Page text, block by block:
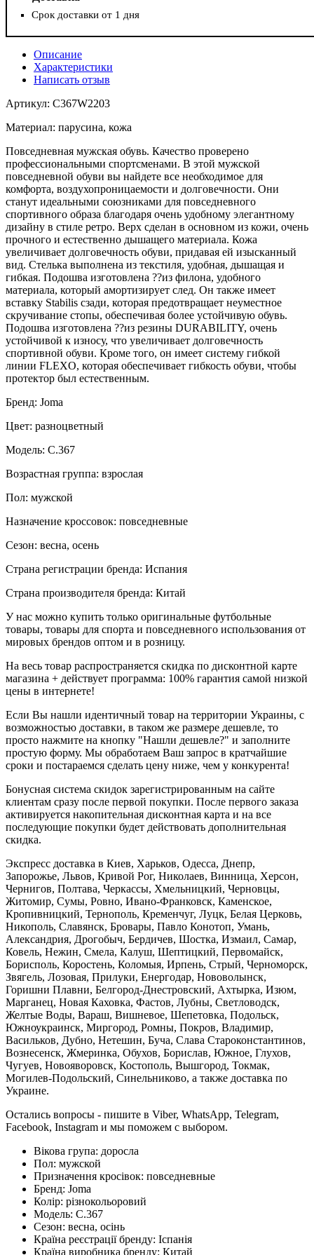
Срок доставки от 1 дня
Описание
Характеристики
Написать отзыв
Артикул: C367W2203
Материал: парусина, кожа
Повседневная мужская обувь. Качество проверено
профессиональными спортсменами. В этой мужской
повседневной обуви вы найдете все необходимое для
комфорта, воздухопроницаемости и долговечности. Они
станут идеальными союзниками для повседневного
спортивного образа благодаря очень удобному элегантному
дизайну в стиле ретро. Верх сделан в основном из кожи, очень
прочного и естественно дышащего материала. Кожа
увеличивает долговечность обуви, придавая ей изысканный
вид. Стелька выполнена из текстиля, удобная, дышащая и
гибкая. Подошва изготовлена ??из филона, удобного
материала, который амортизирует след. Он также имеет
вставку Stabilis сзади, которая предотвращает неуместное
скручивание стопы, обеспечивая более устойчивую обувь.
Подошва изготовлена ??из резины DURABILITY, очень
устойчивой к износу, что увеличивает долговечность
спортивной обуви. Кроме того, он имеет систему гибкой
линии FLEXO, которая обеспечивает гибкость обуви, чтобы
протектор был естественным.
Бренд: Joma
Цвет: разноцветный
Модель: C.367
Возрастная группа: взрослая
Пол: мужской
Назначение кроссовок: повседневные
Сезон: весна, осень
Страна регистрации бренда: Испания
Страна производителя бренда: Китай
У нас можно купить только оригинальные футбольные
товары, товары для спорта и повседневного использования от
мировых брендов оптом и в розницу.
На весь товар распространяется скидка по дисконтной карте
магазина + действует программа: 100% гарантия самой низкой
цены в интернете!
Если Вы нашли идентичный товар на территории Украины, с
возможностью доставки, в таком же размере дешевле, то
просто нажмите на кнопку "Нашли дешевле?" и заполните
простую форму. Мы обработаем Ваш запрос в кратчайшие
сроки и постараемся сделать цену ниже, чем у конкурента!
Бонусная система скидок зарегистрированным на сайте
клиентам сразу после первой покупки. После первого заказа
активируется накопительная дисконтная карта и на все
последующие покупки будет действовать дополнительная
скидка.
Экспресс доставка в Киев, Харьков, Одесса, Днепр,
Запорожье, Львов, Кривой Рог, Николаев, Винница, Херсон,
Чернигов, Полтава, Черкассы, Хмельницкий, Черновцы,
Житомир, Сумы, Ровно, Ивано-Франковск, Каменское,
Кропивницкий, Тернополь, Кременчуг, Луцк, Белая Церковь,
Никополь, Славянск, Бровары, Павло Конотоп, Умань,
Александрия, Дрогобыч, Бердичев, Шостка, Измаил, Самар,
Ковель, Нежин, Смела, Калуш, Шептицкий, Первомайск,
Борисполь, Коростень, Коломыя, Ирпень, Стрый, Черноморск,
Звягель, Лозовая, Прилуки, Енергодар, Нововолынск,
Горишни Плавни, Белгород-Днестровский, Ахтырка, Изюм,
Марганец, Новая Каховка, Фастов, Лубны, Светловодск,
Желтые Воды, Вараш, Вишневое, Шепетовка, Подольск,
Южноукраинск, Миргород, Ромны, Покров, Владимир,
Васильков, Дубно, Нетешин, Буча, Слава Староконстантинов,
Вознесенск, Жмеринка, Обухов, Борислав, Южное, Глухов,
Чугуев, Новояворовск, Костополь, Вышгород, Токмак,
Могилев-Подольский, Синельниково, а также доставка по
Украине.
Остались вопросы - пишите в Viber, WhatsApp, Telegram,
Facebook, Instagram и мы поможем с выбором.
Вікова група: доросла
Пол: мужской
Призначення кросівок: повседневные
Бренд: Joma
Колір: різнокольоровий
Модель: C.367
Сезон: весна, осінь
Країна реєстрації бренду: Іспанія
Країна виробника бренду: Китай